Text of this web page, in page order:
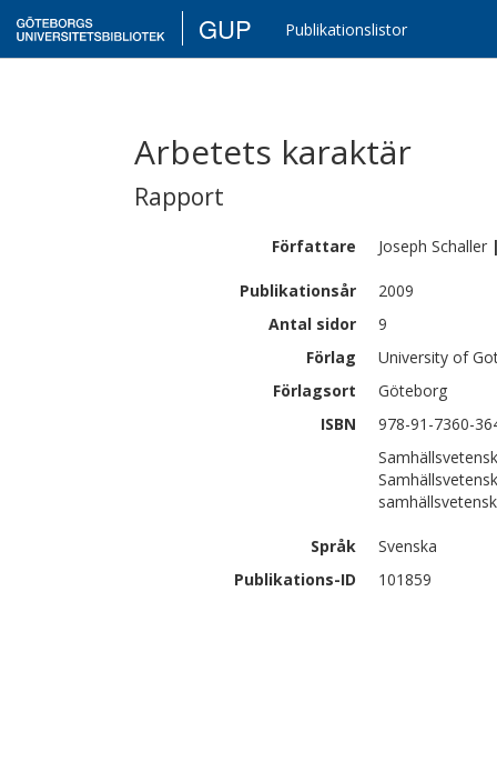
GUP Publikationslistor
Arbetets karaktär
Rapport
Författare Joseph Schaller
Publikationsår
2009
Antal sidor
9
Förlag
University of
Förlagsort
Göteborg
ISBN
978-91-7360-
Språk
Svenska
Publikations-ID
101859